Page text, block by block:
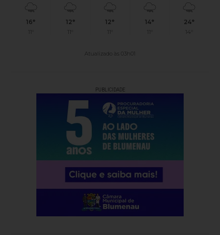
16°
11°
12°
11°
12°
11°
14°
11°
24°
14°
Atualizado às 03h01
PUBLICIDADE